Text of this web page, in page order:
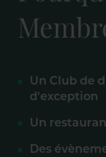
Un Club de
d'exception
Un
Des